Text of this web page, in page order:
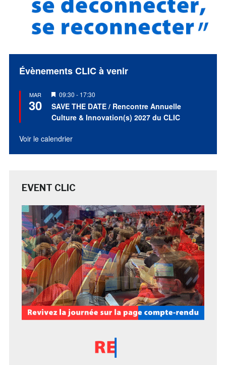
Évènements CLIC à venir
MAR
30
Mis
en
avant
09:30 - 17:30
SAVE THE DATE / Rencontre Annuelle
Culture & Innovation(s) 2027 du CLIC
Voir le calendrier
EVENT CLIC